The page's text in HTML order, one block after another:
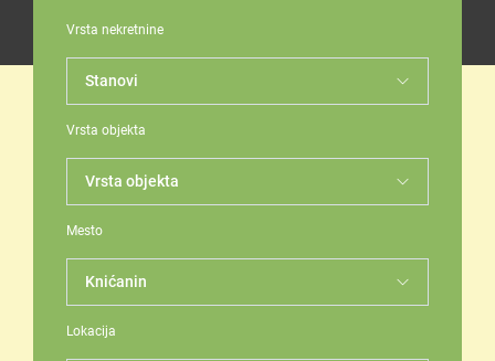
Vrsta nekretnine
Vrsta objekta
Mesto
Lokacija